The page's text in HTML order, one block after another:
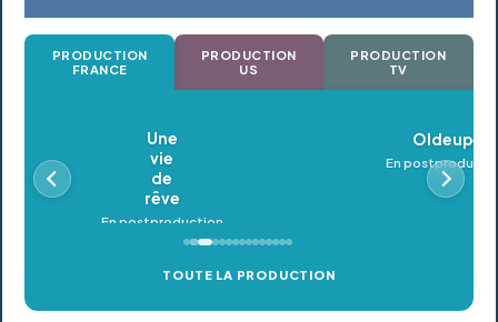
PRODUCTION
FRANCE
PRODUCTION
US
PRODUCTION
TV
Oldeupe
En postproduction
TOUTE LA PRODUCTION